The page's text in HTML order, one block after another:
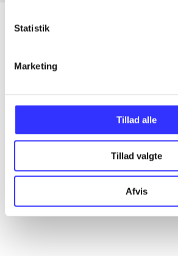
Statistik
Marketing
Tillad alle
Tillad valgte
Afvis
Artikler